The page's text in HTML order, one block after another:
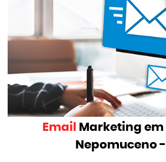
Email
Marketing em
Nepomuceno -